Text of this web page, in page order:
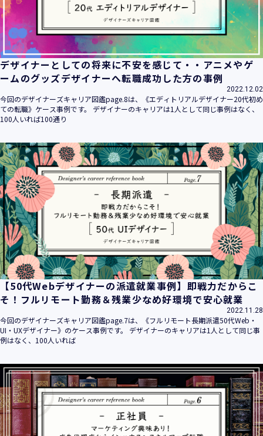
デザイナーとしての将来に不安を感じて・・アニメやゲ
ームのグッズデザイナーへ転職成功した方の事例
2022.12.02
今回のデザイナーズキャリア図鑑page.8は、《エディトリアルデザイナー20代初め
ての転職》ケース事例です。 デザイナーのキャリアは1人として同じ事例はなく、
100人いれば100通り
【50代Webデザイナーの派遣就業事例】即戦力だからこ
そ！フルリモート勤務＆残業少なめ好環境で安心就業
2022.11.28
今回のデザイナーズキャリア図鑑page.7は、《フルリモート長期派遣50代Web・
UI・UXデザイナー》のケース事例です。 デザイナーのキャリアは1人として同じ事
例はなく、100人いれば